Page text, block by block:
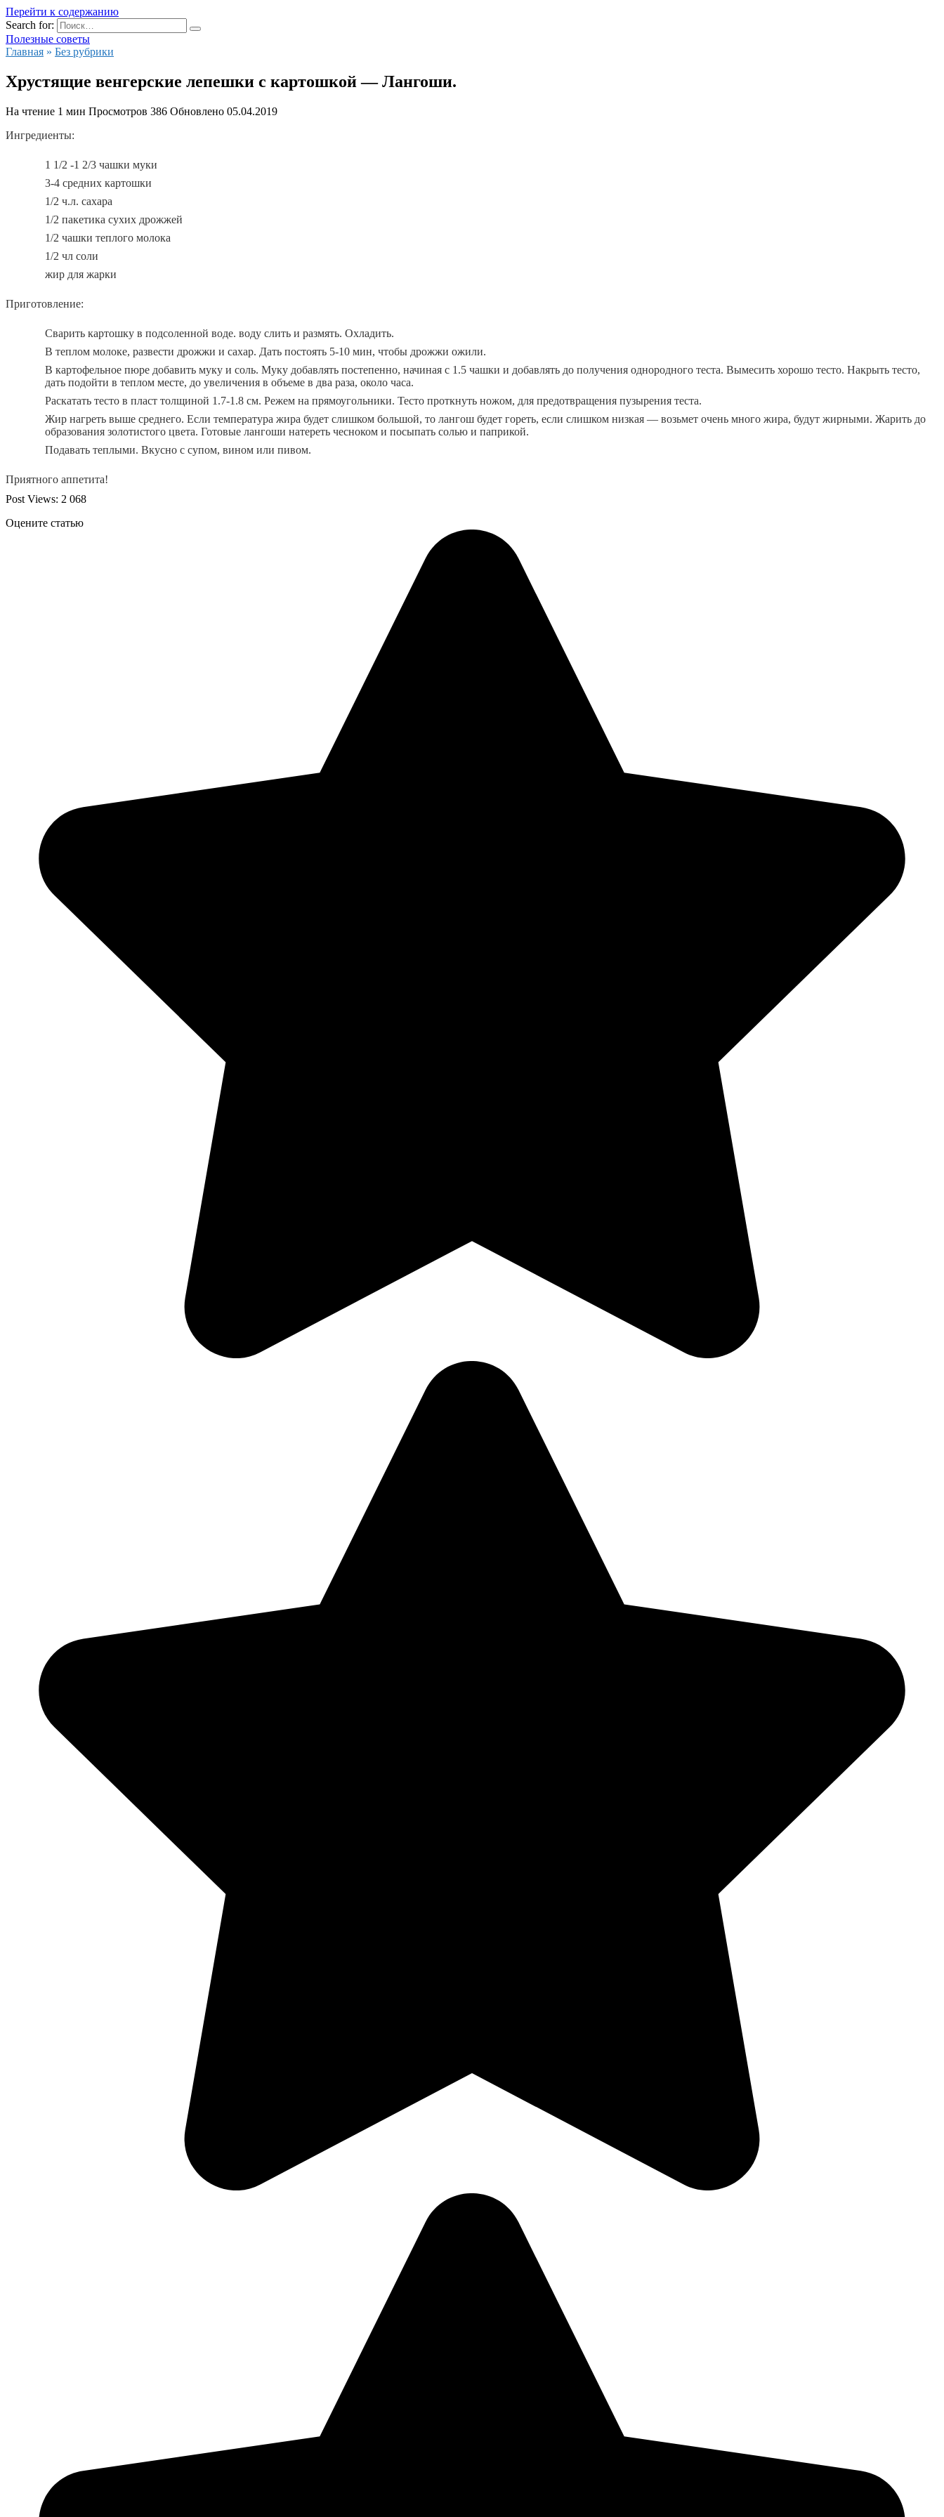
Перейти к содержанию
Search for:
Полезные советы
Главная » Без рубрики
Хрустящие венгерские лепешки с картошкой — Лангоши.
На чтение 1 мин Просмотров 386 Обновлено 05.04.2019
Ингредиенты:
1 1/2 -1 2/3 чашки муки
3-4 средних картошки
1/2 ч.л. сахара
1/2 пакетика сухих дрожжей
1/2 чашки теплого молока
1/2 чл соли
жир для жарки
Приготовление:
Сварить картошку в подсоленной воде. воду слить и размять. Охладить.
В теплом молоке, развести дрожжи и сахар. Дать постоять 5-10 мин, чтобы дрожжи ожили.
В картофельное пюре добавить муку и соль. Муку добавлять постепенно, начиная с 1.5 чашки и добавлять до получения однородного теста. Вымесить хорошо тесто. Накрыть тесто,
дать подойти в теплом месте, до увеличения в объеме в два раза, около часа.
Раскатать тесто в пласт толщиной 1.7-1.8 см. Режем на прямоугольники. Тесто проткнуть ножом, для предотвращения пузырения теста.
Жир нагреть выше среднего. Если температура жира будет слишком большой, то лангош будет гореть, если слишком низкая — возьмет очень много жира, будут жирными. Жарить до
образования золотистого цвета. Готовые лангоши натереть чесноком и посыпать солью и паприкой.
Подавать теплыми. Вкусно с супом, вином или пивом.
Приятного аппетита!
Post Views: 2 068
Оцените статью